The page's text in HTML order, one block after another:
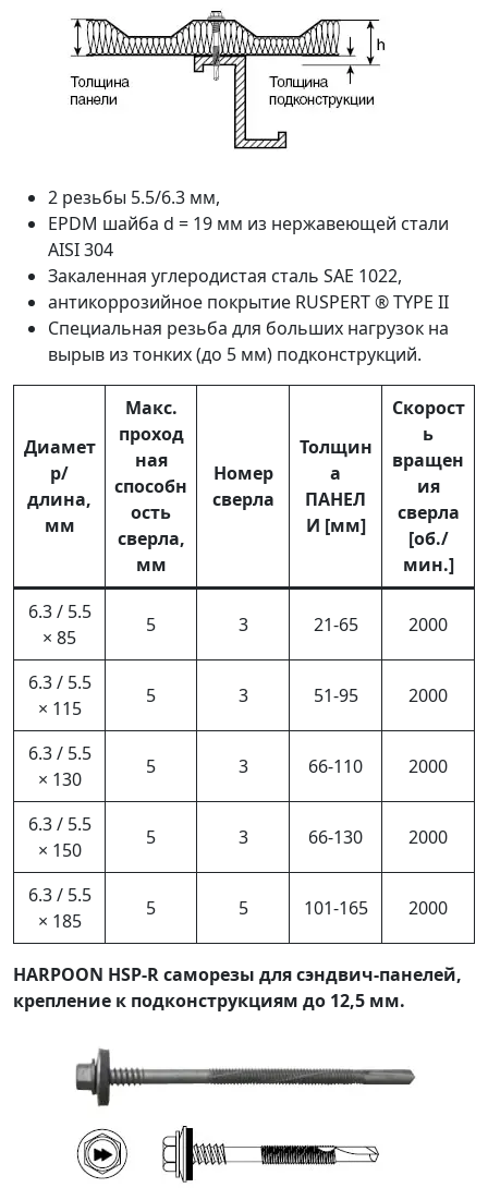
2 резьбы 5.5/6.3 мм,
EPDM шайба d = 19 мм из нержавеющей стали
AISI 304
Закаленная углеродистая сталь SAE 1022,
антикоррозийное покрытие RUSPERT ® TYPE II
Специальная резьба для больших нагрузок на
вырыв из тонких (до 5 мм) подконструкций.
Диамет
р/
длина,
мм
Макс.
проход
ная
способн
ость
сверла,
мм
Номер
сверла
Толщин
а
ПАНЕЛ
И [мм]
Скорост
ь
вращен
ия
сверла
[об./
мин.]
6.3 / 5.5
× 85
5 3 21-65 2000
6.3 / 5.5
× 115
5 3 51-95 2000
6.3 / 5.5
× 130
5 3 66-110 2000
6.3 / 5.5
× 150
5 3 66-130 2000
6.3 / 5.5
× 185
5 5 101-165 2000
HARPOON HSP-R саморезы для сэндвич-панелей,
крепление к подконструкциям до 12,5 мм.